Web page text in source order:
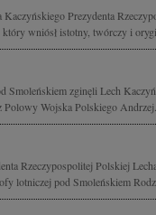
Prezydenta
wniósł istotny, twórczy i
Smoleńskiem zginęli Lech
Polowy Wojska Polskiego
Rzeczypospolitej Polskiej
lotniczej pod Smoleńskiem